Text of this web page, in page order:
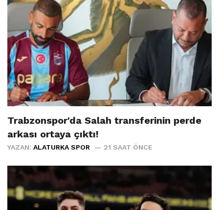
Trabzonspor'da Salah transferinin perde
arkası ortaya çıktı!
YAZAN: ALATURKA SPOR 21 SAAT ÖNCE